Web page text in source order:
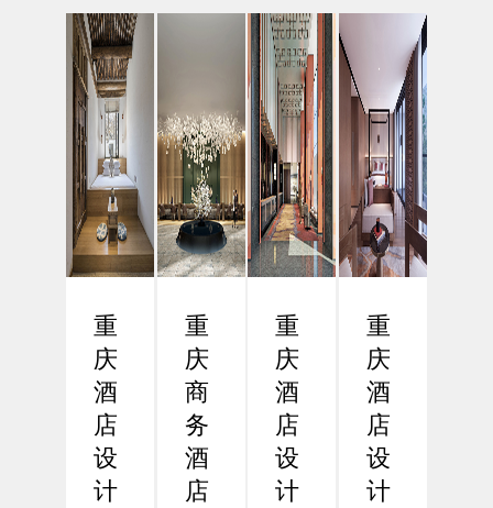
背景
下，
差旅
效率
已成
为企
业和
商务
人士
关注
心议
题。
重
庆...
商务
酒店
行业
的发
展中
展现
劲的
增
长...
酒店
设计
的数
字化
革命
在数
字化
浪潮
席卷
全球
天，
酒店
设计
正
经...
人性
化设
计
一、
引
言：
功能
导向
的必
要性
在
现...
重
庆
酒
店
设
计
重
庆
商
务
酒
店
重
庆
酒
店
设
计
重
庆
酒
店
设
计